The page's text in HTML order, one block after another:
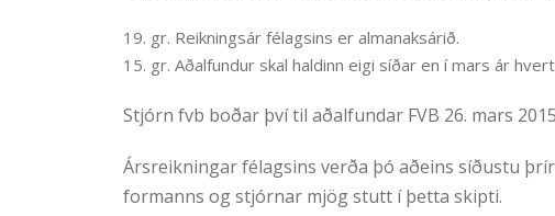
19. gr. Reikningsár félagsins er almanaksárið.
15. gr. Aðalfundur skal haldinn eigi síðar en í mars ár hvert
Stjórn fvb boðar því til aðalfundar FVB 26. mars
Ársreikningar félagsins verða þó aðeins síðustu
formanns og stjórnar mjög stutt í þetta skipti.